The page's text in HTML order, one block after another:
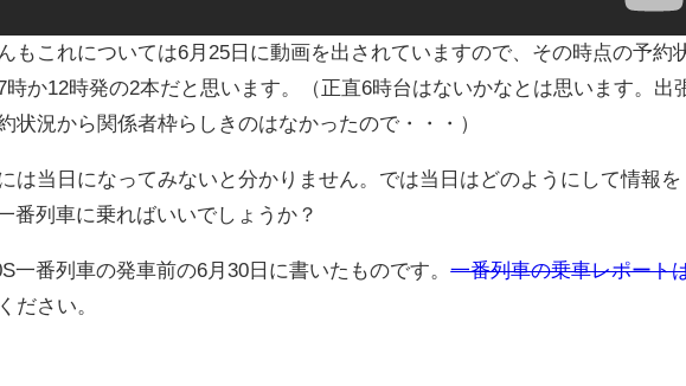
もこれについては6月25日に動画を出されていますので、その時点の予約
時か12時発の2本だと思います。（正直6時台はないかなとは思います。出
状況から関係者枠らしきのはなかったので・・・）
は当日になってみないと分かりません。では当日はどのようにして情報を
番列車に乗ればいいでしょうか？
一番列車の発車前の6月30日に書いたものです。一番列車の乗車レポート
ださい。